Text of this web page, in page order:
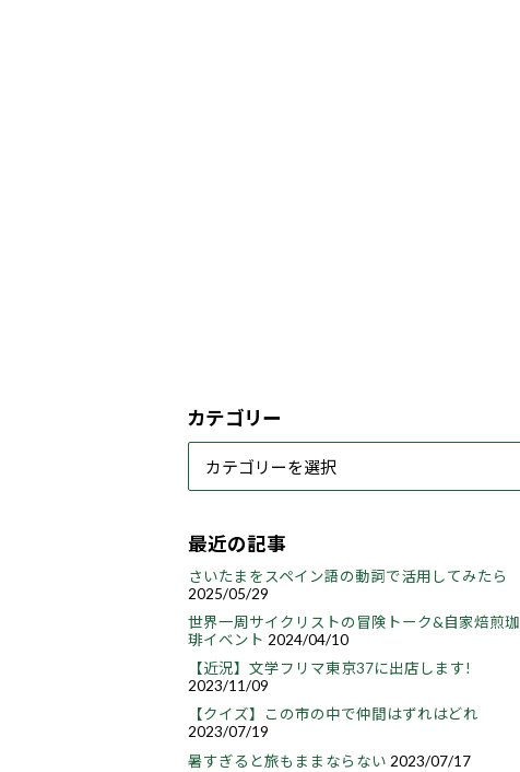
カテゴリー
最近の記事
さいたまをスペイン語の動詞で活用してみたら
2025/05/29
世界一周サイクリストの冒険トーク&自家焙煎珈
琲イベント 2024/04/10
【近況】文学フリマ東京37に出店します!
2023/11/09
【クイズ】この市の中で仲間はずれはどれ
2023/07/19
暑すぎると旅もままならない 2023/07/17